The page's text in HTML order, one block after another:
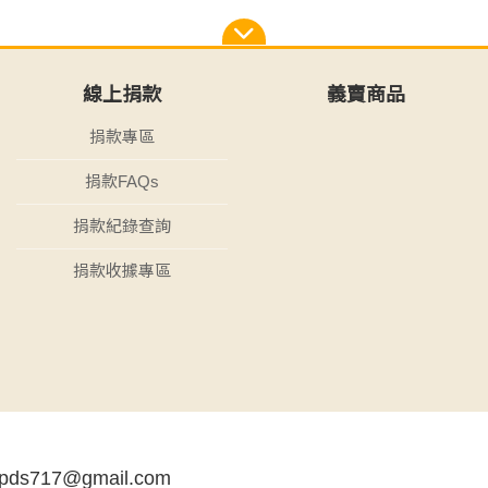
線上捐款
捐款專區
捐款FAQs
捐款紀錄查詢
捐款收據專區
義賣商品